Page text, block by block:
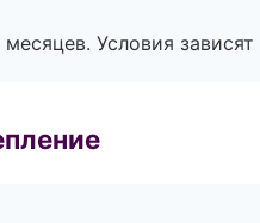
Условия зависят